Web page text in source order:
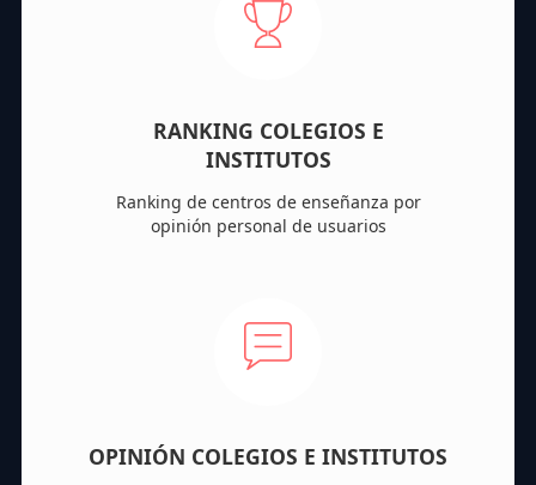
RANKING COLEGIOS E
INSTITUTOS
Ranking de centros de enseñanza por
opinión personal de usuarios
OPINIÓN COLEGIOS E INSTITUTOS